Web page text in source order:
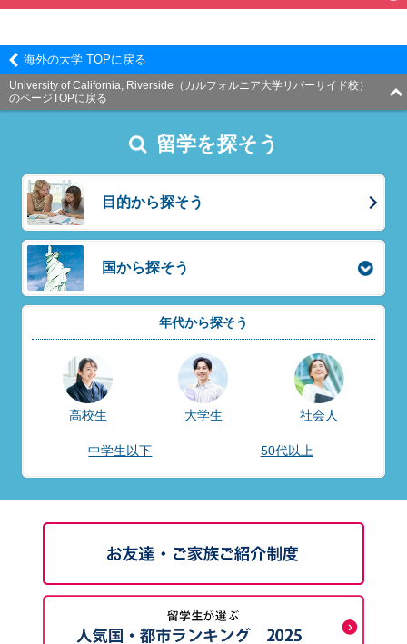
海外の大学 TOPに戻る
University of California, Riverside（カルフォルニア大学リバーサイド校）
のページTOPに戻る
留学を探そう
目的から探そう
国から探そう
年代から探そう
高校生 大学生 社会人
中学生以下 50代以上